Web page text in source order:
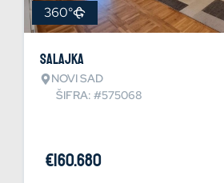
360°
Salajka
NOVI SAD
ŠIFRA: #575068
€160.680